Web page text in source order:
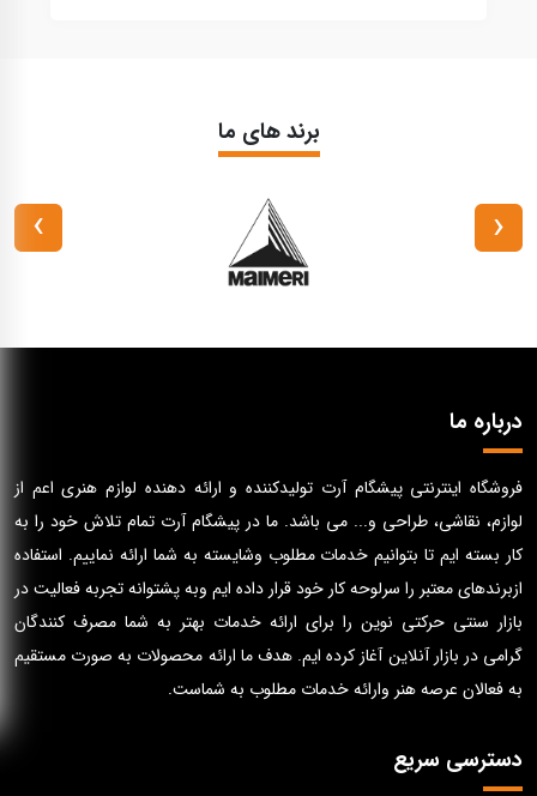
برند های ما
‹
›
درباره ما
فروشگاه اینترنتی پیشگام آرت تولیدکننده و ارائه دهنده لوازم هنری اعم از
لوازم، نقاشی، طراحی و... می باشد. ما در پیشگام آرت تمام تلاش خود را به
کار بسته ایم تا بتوانیم خدمات مطلوب وشایسته به شما ارائه نماییم. استفاده
ازبرندهای معتبر را سرلوحه کار خود قرار داده ایم وبه پشتوانه تجربه فعالیت در
بازار سنتی حرکتی نوین را برای ارائه خدمات بهتر به شما مصرف کنندگان
گرامی در بازار آنلاین آغاز کرده ایم. هدف ما ارائه محصولات به صورت مستقیم
به فعالان عرصه هنر وارائه خدمات مطلوب به شماست.
دسترسی سریع